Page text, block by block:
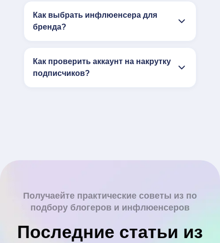
Как выбрать инфлюенсера для
бренда?
Как проверить аккаунт на накрутку
подписчиков?
Получаейте практические советы из по
подбору блогеров и инфлюенсеров
Последние статьи из